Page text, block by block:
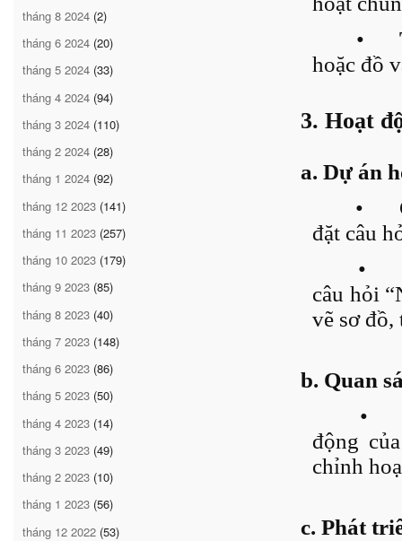
tháng 8 2024 (2)
tháng 6 2024 (20)
tháng 5 2024 (33)
tháng 4 2024 (94)
tháng 3 2024 (110)
tháng 2 2024 (28)
tháng 1 2024 (92)
tháng 12 2023 (141)
tháng 11 2023 (257)
tháng 10 2023 (179)
tháng 9 2023 (85)
tháng 8 2023 (40)
tháng 7 2023 (148)
tháng 6 2023 (86)
tháng 5 2023 (50)
tháng 4 2023 (14)
tháng 3 2023 (49)
tháng 2 2023 (10)
tháng 1 2023 (56)
tháng 12 2022 (53)
•
hoặc đồ
3. Hoạt
a. Dự án
•
đặt câu
•
câu hỏi
vẽ sơ đồ,
b. Quan
•
động
chỉnh
c. Phát